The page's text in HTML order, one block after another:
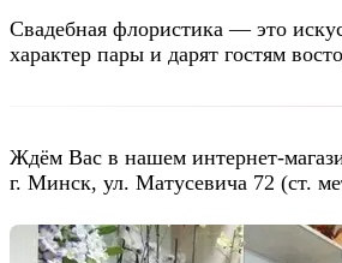
Свадебная флористика — это
характер пары и дарят гостям
Ждём Вас в нашем интернет-
г. Минск, ул. Матусевича 72 (ст.